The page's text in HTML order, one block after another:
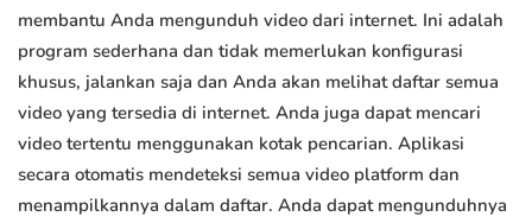
membantu Anda mengunduh video dari internet. Ini adalah
program sederhana dan tidak memerlukan konfigurasi
khusus, jalankan saja dan Anda akan melihat daftar semua
video yang tersedia di internet. Anda juga dapat mencari
video tertentu menggunakan kotak pencarian. Aplikasi
secara otomatis mendeteksi semua video platform dan
menampilkannya dalam daftar. Anda dapat mengunduhnya